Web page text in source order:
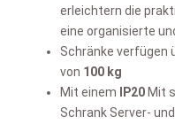
erleichtern die
eine organisierte
Schränke verfügen
von 100 kg
Mit einem
IP20 Mit
Schrank Server-